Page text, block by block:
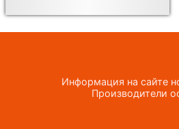
Информация на сайте
Производители